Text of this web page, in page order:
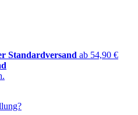
Standardversand ab 54,90 €